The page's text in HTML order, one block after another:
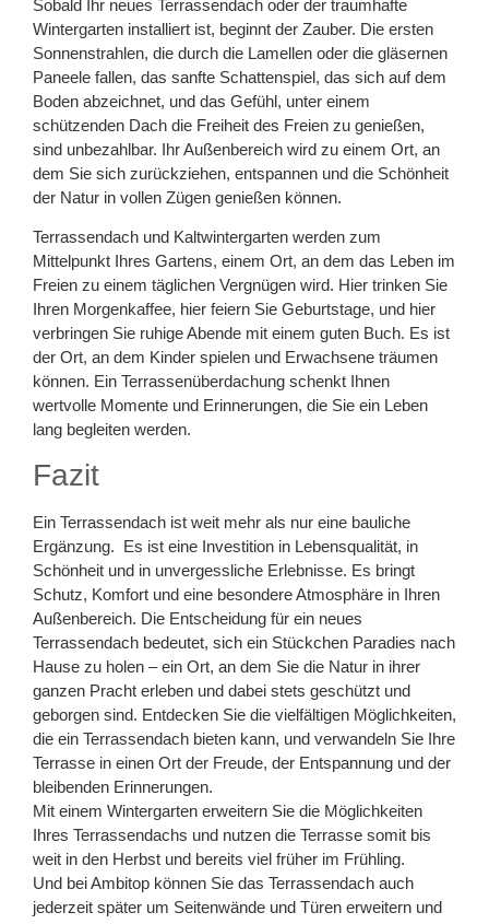
Sobald Ihr neues Terrassendach oder der traumhafte
Wintergarten installiert ist, beginnt der Zauber. Die ersten
Sonnenstrahlen, die durch die Lamellen oder die gläsernen
Paneele fallen, das sanfte Schattenspiel, das sich auf dem
Boden abzeichnet, und das Gefühl, unter einem
schützenden Dach die Freiheit des Freien zu genießen,
sind unbezahlbar. Ihr Außenbereich wird zu einem Ort, an
dem Sie sich zurückziehen, entspannen und die Schönheit
der Natur in vollen Zügen genießen können.
Terrassendach und Kaltwintergarten werden zum
Mittelpunkt Ihres Gartens, einem Ort, an dem das Leben im
Freien zu einem täglichen Vergnügen wird. Hier trinken Sie
Ihren Morgenkaffee, hier feiern Sie Geburtstage, und hier
verbringen Sie ruhige Abende mit einem guten Buch. Es ist
der Ort, an dem Kinder spielen und Erwachsene träumen
können. Ein Terrassenüberdachung schenkt Ihnen
wertvolle Momente und Erinnerungen, die Sie ein Leben
lang begleiten werden.
Fazit
Ein Terrassendach ist weit mehr als nur eine bauliche
Ergänzung. Es ist eine Investition in Lebensqualität, in
Schönheit und in unvergessliche Erlebnisse. Es bringt
Schutz, Komfort und eine besondere Atmosphäre in Ihren
Außenbereich. Die Entscheidung für ein neues
Terrassendach bedeutet, sich ein Stückchen Paradies nach
Hause zu holen – ein Ort, an dem Sie die Natur in ihrer
ganzen Pracht erleben und dabei stets geschützt und
geborgen sind. Entdecken Sie die vielfältigen Möglichkeiten,
die ein Terrassendach bieten kann, und verwandeln Sie Ihre
Terrasse in einen Ort der Freude, der Entspannung und der
bleibenden Erinnerungen.
Mit einem Wintergarten erweitern Sie die Möglichkeiten
Ihres Terrassendachs und nutzen die Terrasse somit bis
weit in den Herbst und bereits viel früher im Frühling.
Und bei Ambitop können Sie das Terrassendach auch
jederzeit später um Seitenwände und Türen erweitern und